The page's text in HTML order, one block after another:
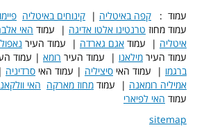
עמוד : קפה באיטליה | קינוחים באיטליה
עמוד מחוז טרנטינו אלטו אדיגה | עמוד האי
איטליה | עמוד אגם גארדה | עמוד העיר
עמוד העיר מילאנו | עמוד העיר רומא | עמוד
ברגמו | עמוד האי סיציליה | עמוד האי סרדיניה
אמיליה רומאנה | עמוד מחוז מארקה האי
עמוד האי לפיארי
sitemap